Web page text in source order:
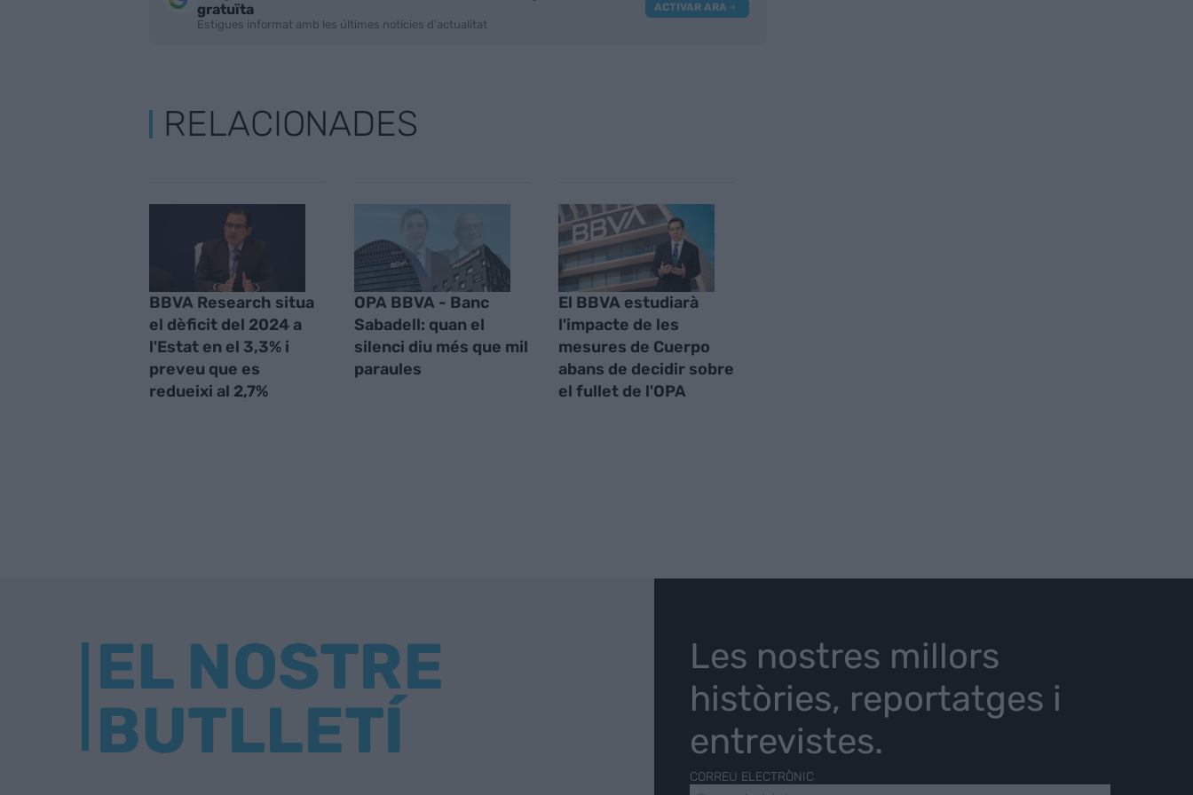
gratuïta
Estigues informat amb les últimes notícies d'actualitat
ACTIVAR ARA
RELACIONADES
BBVA Research situa
el dèficit del 2024 a
l'Estat en el 3,3% i
preveu que es
redueixi al 2,7%
OPA BBVA - Banc
Sabadell: quan el
silenci diu més que mil
paraules
El BBVA estudiarà
l'impacte de les
mesures de Cuerpo
abans de decidir sobre
el fullet de l'OPA
EL NOSTRE
BUTLLETÍ
Les nostres millors
històries, reportatges i
entrevistes.
CORREU ELECTRÒNIC